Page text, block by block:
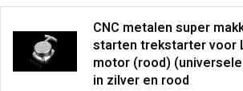
CNC metalen super
starten trekstarter voor
motor (rood)
in zilver en rood